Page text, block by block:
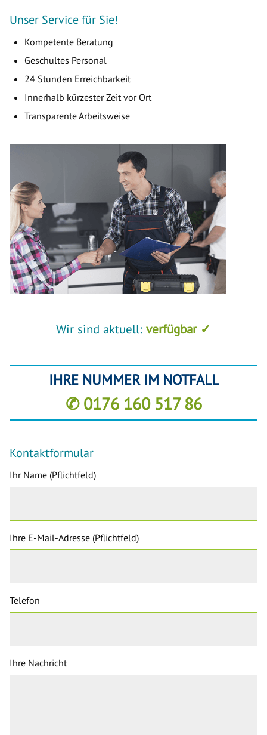
Unser Service für Sie!
Kompetente Beratung
Geschultes Personal
24 Stunden Erreichbarkeit
Innerhalb kürzester Zeit vor Ort
Transparente Arbeitsweise
Wir sind aktuell: verfügbar ✓
IHRE NUMMER IM NOTFALL
✆ 0176 160 517 86
Kontaktformular
Ihr Name (Pflichtfeld)
Ihre E-Mail-Adresse (Pflichtfeld)
Telefon
Ihre Nachricht